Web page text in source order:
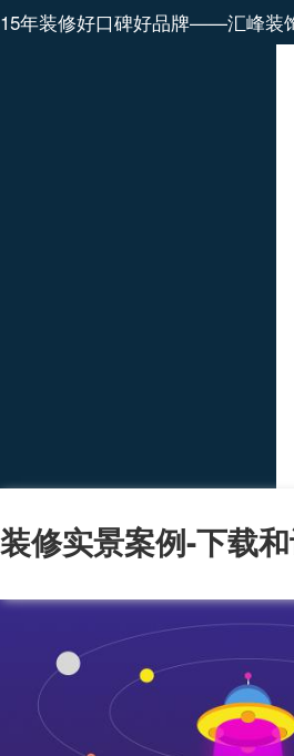
15年装修好口碑好品牌——汇峰装
装修实景案例-下载